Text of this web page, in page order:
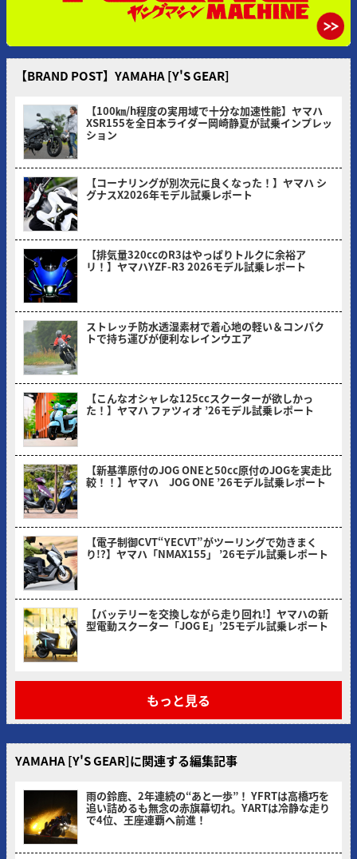
【BRAND POST】YAMAHA [Y'S GEAR]
【100㎞/h程度の実用域で十分な加速性能】ヤマハ
XSR155を全日本ライダー岡崎静夏が試乗インプレッ
ション
【コーナリングが別次元に良くなった！】ヤマハ シ
グナスX2026年モデル試乗レポート
【排気量320ccのR3はやっぱりトルクに余裕ア
リ！】ヤマハYZF-R3 2026モデル試乗レポート
ストレッチ防水透湿素材で着心地の軽い＆コンパク
トで持ち運びが便利なレインウエア
【こんなオシャレな125ccスクーターが欲しかっ
た！】ヤマハ ファツィオ ’26モデル試乗レポート
【新基準原付のJOG ONEと50cc原付のJOGを実走比
較！！】ヤマハ JOG ONE ’26モデル試乗レポート
【電子制御CVT“YECVT”がツーリングで効きまく
り!?】ヤマハ「NMAX155」 ’26モデル試乗レポート
【バッテリーを交換しながら走り回れ!】ヤマハの新
型電動スクーター「JOG E」’25モデル試乗レポート
もっと見る
YAMAHA [Y'S GEAR]に関連する編集記事
雨の鈴鹿、2年連続の“あと一歩”！ YFRTは高橋巧を
追い詰めるも無念の赤旗幕切れ。YARTは冷静な走り
で4位、王座連覇へ前進！